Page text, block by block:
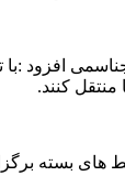
کنند.
بسته